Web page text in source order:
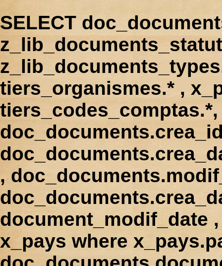
SELECT
tiers_organismes.* ,
,
document_modif_date
x_pays where